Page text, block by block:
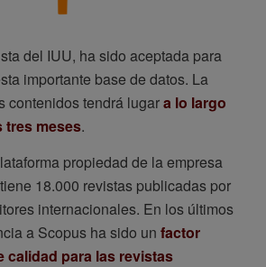
del IUU, ha sido aceptada para
importante base de datos. La
contenidos tendrá lugara lo largo
tres meses.
propiedad de la empresa
18.000 revistas publicadas por
internacionales. En los últimos
a Scopus ha sido un factor
calidad para las revistas